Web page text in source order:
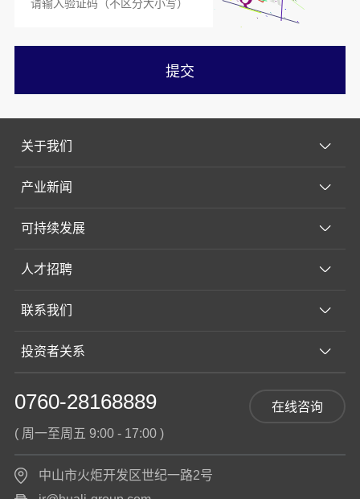
提交
关于我们
产业新闻
可持续发展
人才招聘
联系我们
投资者关系
0760-28168889
( 周一至周五 9:00 - 17:00 )
在线咨询
中山市火炬开发区世纪一路2号